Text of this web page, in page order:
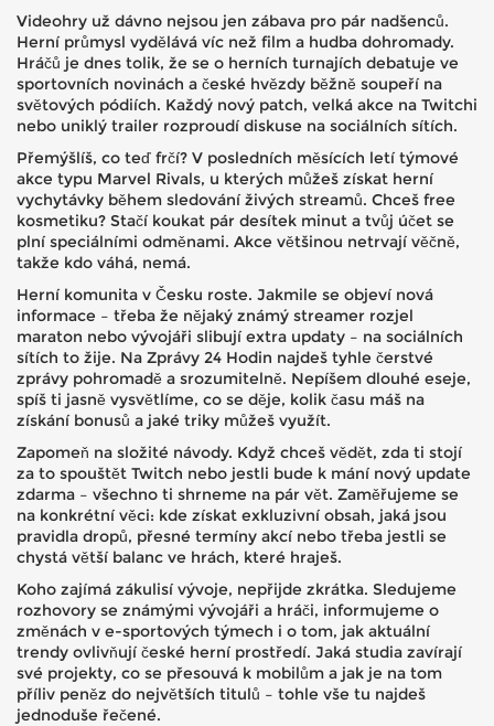
Videohry už dávno nejsou jen zábava pro pár nadšenců.
Herní průmysl vydělává víc než film a hudba dohromady.
Hráčů je dnes tolik, že se o herních turnajích debatuje ve
sportovních novinách a české hvězdy běžně soupeří na
světových pódiích. Každý nový patch, velká akce na Twitchi
nebo uniklý trailer rozproudí diskuse na sociálních sítích.
Přemýšlíš, co teď frčí? V posledních měsících letí týmové
akce typu Marvel Rivals, u kterých můžeš získat herní
vychytávky během sledování živých streamů. Chceš free
kosmetiku? Stačí koukat pár desítek minut a tvůj účet se
plní speciálními odměnami. Akce většinou netrvají věčně,
takže kdo váhá, nemá.
Herní komunita v Česku roste. Jakmile se objeví nová
informace – třeba že nějaký známý streamer rozjel
maraton nebo vývojáři slibují extra updaty – na sociálních
sítích to žije. Na Zprávy 24 Hodin najdeš tyhle čerstvé
zprávy pohromadě a srozumitelně. Nepíšem dlouhé eseje,
spíš ti jasně vysvětlíme, co se děje, kolik času máš na
získání bonusů a jaké triky můžeš využít.
Zapomeň na složité návody. Když chceš vědět, zda ti stojí
za to spouštět Twitch nebo jestli bude k mání nový update
zdarma – všechno ti shrneme na pár vět. Zaměřujeme se
na konkrétní věci: kde získat exkluzivní obsah, jaká jsou
pravidla dropů, přesné termíny akcí nebo třeba jestli se
chystá větší balanc ve hrách, které hraješ.
Koho zajímá zákulisí vývoje, nepřijde zkrátka. Sledujeme
rozhovory se známými vývojáři a hráči, informujeme o
změnách v e-sportových týmech i o tom, jak aktuální
trendy ovlivňují české herní prostředí. Jaká studia zavírají
své projekty, co se přesouvá k mobilům a jak je na tom
příliv peněz do největších titulů – tohle vše tu najdeš
jednoduše řečené.